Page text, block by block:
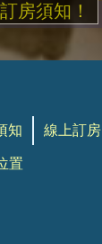
訂房須知！
知 線上訂房
置